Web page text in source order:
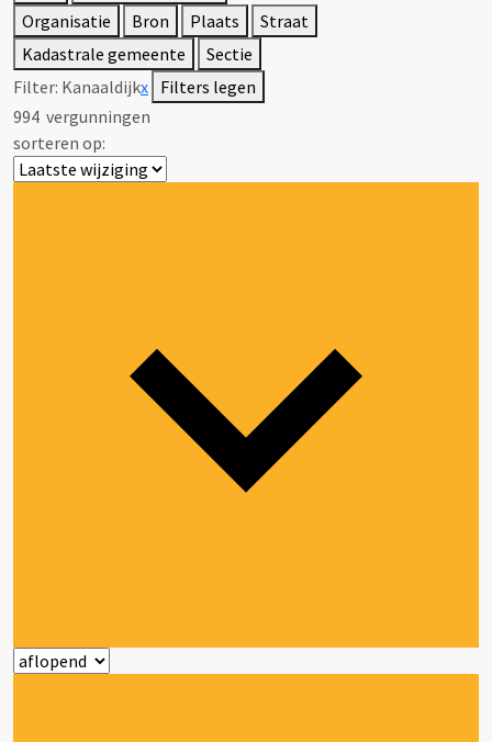
Organisatie
Bron Plaats
Straat
Kadastrale gemeente
Sectie
Filter: Kanaaldijkx Filters legen
994 vergunningen
sorteren op: